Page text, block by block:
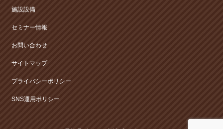
施設設備
セミナー情報
お問い合わせ
サイトマップ
プライバシーポリシー
SNS運用ポリシー